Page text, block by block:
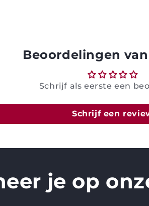
Beoordelingen
Schrijf als eerste een
Schrijf een
je op